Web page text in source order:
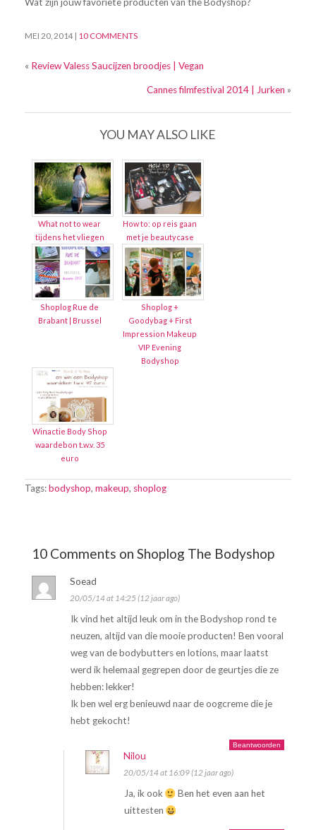
Wat zijn jouw favoriete producten van the Bodyshop?
MEI 20, 2014 10 COMMENTS
« Review Valess Saucijzen broodjes | Vegan
Cannes filmfestival 2014 | Jurken »
YOU MAY ALSO LIKE
What not to wear
tijdens het vliegen
How to: op reis gaan
met je beautycase
Shoplog Rue de
Brabant | Brussel
Shoplog +
Goodybag + First
Impression Makeup
VIP Evening
Bodyshop
Winactie Body Shop
waardebon t.w.v. 35
euro
Tags:bodyshop, makeup, shoplog
10 Comments on Shoplog The Bodyshop
Soead
20/05/14 at 14:25 (12 jaar ago)
Ik vind het altijd leuk om in the Bodyshop rond te
neuzen, altijd van die mooie producten! Ben vooral
weg van de bodybutters en lotions, maar laatst
werd ik helemaal gegrepen door de geurtjes die ze
hebben: lekker!
Ik ben wel erg benieuwd naar de oogcreme die je
hebt gekocht!
Beantwoorden
Nilou
20/05/14 at 16:09 (12 jaar ago)
Ja, ik ook
Ben het even aan het
uittesten